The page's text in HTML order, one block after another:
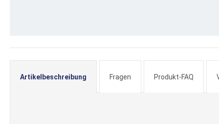
Anfang
Artikelbeschreibung Fragen Produkt-FAQ